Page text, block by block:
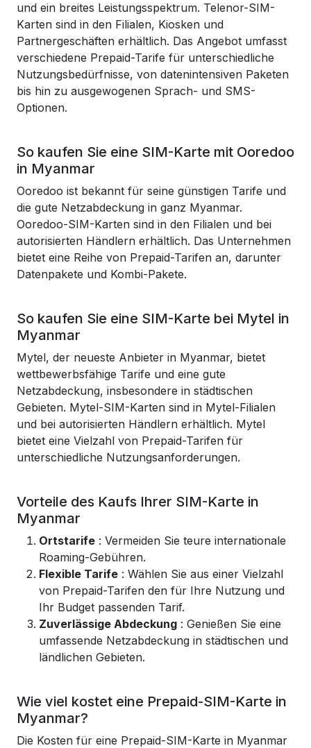
und ein breites Leistungsspektrum. Telenor-SIM-
Karten sind in den Filialen, Kiosken und
Partnergeschäften erhältlich. Das Angebot umfasst
verschiedene Prepaid-Tarife für unterschiedliche
Nutzungsbedürfnisse, von datenintensiven Paketen
bis hin zu ausgewogenen Sprach- und SMS-
Optionen.
So kaufen Sie eine SIM-Karte mit Ooredoo
in Myanmar
Ooredoo ist bekannt für seine günstigen Tarife und
die gute Netzabdeckung in ganz Myanmar.
Ooredoo-SIM-Karten sind in den Filialen und bei
autorisierten Händlern erhältlich. Das Unternehmen
bietet eine Reihe von Prepaid-Tarifen an, darunter
Datenpakete und Kombi-Pakete.
So kaufen Sie eine SIM-Karte bei Mytel in
Myanmar
Mytel, der neueste Anbieter in Myanmar, bietet
wettbewerbsfähige Tarife und eine gute
Netzabdeckung, insbesondere in städtischen
Gebieten. Mytel-SIM-Karten sind in Mytel-Filialen
und bei autorisierten Händlern erhältlich. Mytel
bietet eine Vielzahl von Prepaid-Tarifen für
unterschiedliche Nutzungsanforderungen.
Vorteile des Kaufs Ihrer SIM-Karte in
Myanmar
Ortstarife : Vermeiden Sie teure internationale
Roaming-Gebühren.
Flexible Tarife : Wählen Sie aus einer Vielzahl
von Prepaid-Tarifen den für Ihre Nutzung und
Ihr Budget passenden Tarif.
Zuverlässige Abdeckung : Genießen Sie eine
umfassende Netzabdeckung in städtischen und
ländlichen Gebieten.
Wie viel kostet eine Prepaid-SIM-Karte in
Myanmar?
Die Kosten für eine Prepaid-SIM-Karte in Myanmar